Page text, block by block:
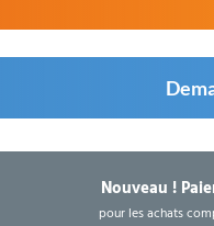
Nouveau !
pour les achats